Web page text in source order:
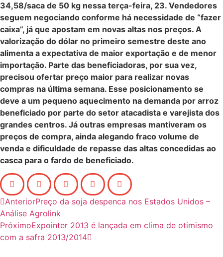
34,58/saca de 50 kg nessa terça-feira, 23. Vendedores
seguem negociando conforme há necessidade de “fazer
caixa”, já que apostam em novas altas nos preços. A
valorização do dólar no primeiro semestre deste ano
alimenta a expectativa de maior exportação e de menor
importação. Parte das beneficiadoras, por sua vez,
precisou ofertar preço maior para realizar novas
compras na última semana. Esse posicionamento se
deve a um pequeno aquecimento na demanda por arroz
beneficiado por parte do setor atacadista e varejista dos
grandes centros. Já outras empresas mantiveram os
preços de compra, ainda alegando fraco volume de
venda e dificuldade de repasse das altas concedidas ao
casca para o fardo de beneficiado.
AnteriorPreço da soja despenca nos Estados Unidos –
Análise Agrolink
PróximoExpointer 2013 é lançada em clima de otimismo
com a safra 2013/2014